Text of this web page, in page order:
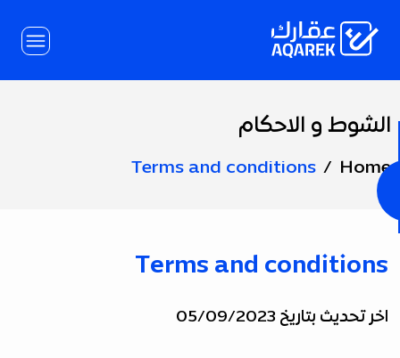
Page
الشوط و الاحكام
Home
Terms and conditions
Terms and conditions
اخر تحديث بتاريخ 05/09/2023